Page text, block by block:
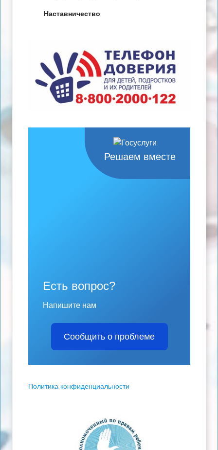
Наставничество
Решаем вместе
Есть вопрос?
Напишите нам
Сообщить о проблеме
Политика конфиденциальности